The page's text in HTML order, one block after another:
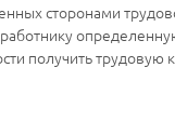
сторонами
получить трудовую